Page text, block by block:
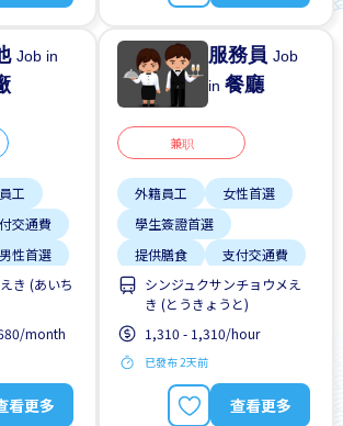
Job in
工
交通費
男性首選
工資
き (あいち
month
看更多
服務員Job
in餐廳
兼职
外籍員工
女性首選
學生簽證首選
提供膳食
支付交通費
每週2-3天
男性首選
週末輪班
靠近車站
シンジュクサンチョウメえ
き (とうきょうと)
1,310 - 1,310/hour
已發布 2天前
查看更多